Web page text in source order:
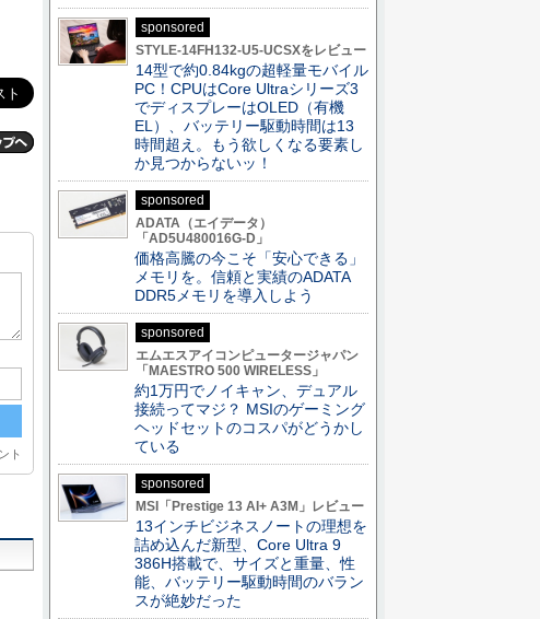
sponsored
STYLE-14FH132-U5-UCSXをレビュー
14型で約0.84kgの超軽量モバイル
PC！CPUはCore Ultraシリーズ3
でディスプレーはOLED（有機
EL）、バッテリー駆動時間は13
時間超え。もう欲しくなる要素し
か見つからないッ！
sponsored
ADATA（エイデータ）
「AD5U480016G-D」
価格高騰の今こそ「安心できる」
メモリを。信頼と実績のADATA
DDR5メモリを導入しよう
sponsored
エムエスアイコンピュータージャパン
「MAESTRO 500 WIRELESS」
約1万円でノイキャン、デュアル
接続ってマジ？ MSIのゲーミング
ヘッドセットのコスパがどうかし
ている
sponsored
MSI「Prestige 13 AI+ A3M」レビュー
13インチビジネスノートの理想を
詰め込んだ新型、Core Ultra 9
386H搭載で、サイズと重量、性
能、バッテリー駆動時間のバラン
スが絶妙だった